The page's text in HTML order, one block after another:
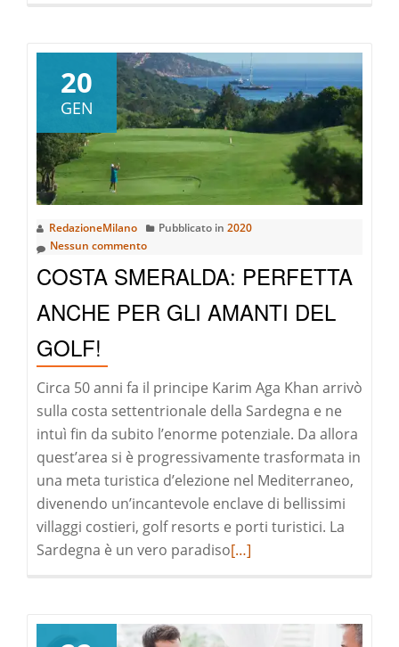
DI
IMMOBILSARDA
ALL’ARCHITETTO
SAVIN
COUELLE
20
GEN
RedazioneMilano Pubblicato in 2020
Nessun commento
COSTA SMERALDA: PERFETTA
ANCHE PER GLI AMANTI DEL
GOLF!
Circa 50 anni fa il principe Karim Aga Khan arrivò
sulla costa settentrionale della Sardegna e ne
intuì fin da subito l’enorme potenziale. Da allora
quest’area si è progressivamente trasformata in
una meta turistica d’elezione nel Mediterraneo,
divenendo un’incantevole enclave di bellissimi
villaggi costieri, golf resorts e porti turistici. La
Sardegna è un vero paradisoLeggi
[…]